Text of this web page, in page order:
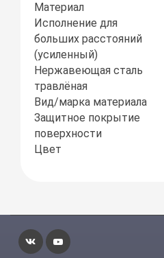
Материал
Исполнение для
больших расстояний
(усиленный)
Нержавеющая сталь
травлёная
Вид/марка материала
Защитное покрытие
поверхности
Цвет